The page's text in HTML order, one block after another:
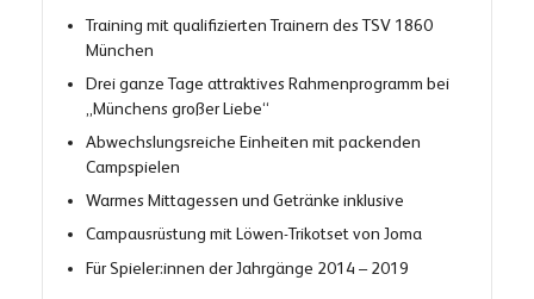
Training mit qualifizierten Trainern des TSV 1860
München
Drei ganze Tage attraktives Rahmenprogramm bei
„Münchens großer Liebe“
Abwechslungsreiche Einheiten mit packenden
Campspielen
Warmes Mittagessen und Getränke inklusive
Campausrüstung mit Löwen-Trikotset von Joma
Für Spieler:innen der Jahrgänge 2014 – 2019